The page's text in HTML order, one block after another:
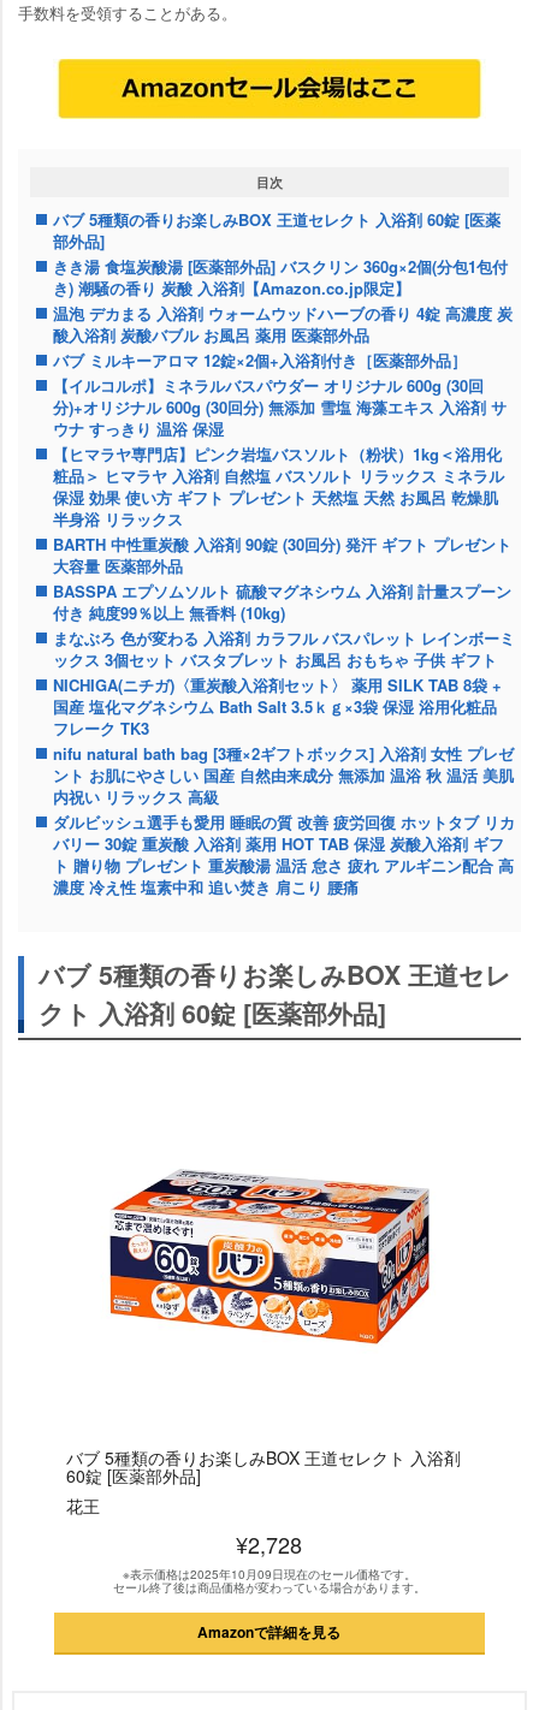
手数料を受領することがある。
目次
バブ 5種類の香りお楽しみBOX 王道セレクト 入浴剤 60錠 [医薬
部外品]
きき湯 食塩炭酸湯 [医薬部外品] バスクリン 360g×2個(分包1包付
き) 潮騒の香り 炭酸 入浴剤【Amazon.co.jp限定】
温泡 デカまる 入浴剤 ウォームウッドハーブの香り 4錠 高濃度 炭
酸入浴剤 炭酸バブル お風呂 薬用 医薬部外品
バブ ミルキーアロマ 12錠×2個+入浴剤付き［医薬部外品］
【イルコルポ】ミネラルバスパウダー オリジナル 600g (30回
分)+オリジナル 600g (30回分) 無添加 雪塩 海藻エキス 入浴剤 サ
ウナ すっきり 温浴 保湿
【ヒマラヤ専門店】ピンク岩塩バスソルト（粉状）1kg＜浴用化
粧品＞ ヒマラヤ 入浴剤 自然塩 バスソルト リラックス ミネラル
保湿 効果 使い方 ギフト プレゼント 天然塩 天然 お風呂 乾燥肌
半身浴 リラックス
BARTH 中性重炭酸 入浴剤 90錠 (30回分) 発汗 ギフト プレゼント
大容量 医薬部外品
BASSPA エプソムソルト 硫酸マグネシウム 入浴剤 計量スプーン
付き 純度99％以上 無香料 (10kg)
まなぶろ 色が変わる 入浴剤 カラフル バスパレット レインボーミ
ックス 3個セット バスタブレット お風呂 おもちゃ 子供 ギフト
NICHIGA(ニチガ)〈重炭酸入浴剤セット〉 薬用 SILK TAB 8袋 +
国産 塩化マグネシウム Bath Salt 3.5ｋｇ×3袋 保湿 浴用化粧品
フレーク TK3
nifu natural bath bag [3種×2ギフトボックス] 入浴剤 女性 プレゼ
ント お肌にやさしい 国産 自然由来成分 無添加 温浴 秋 温活 美肌
内祝い リラックス 高級
ダルビッシュ選手も愛用 睡眠の質 改善 疲労回復 ホットタブ リカ
バリー 30錠 重炭酸 入浴剤 薬用 HOT TAB 保湿 炭酸入浴剤 ギフ
ト 贈り物 プレゼント 重炭酸湯 温活 怠さ 疲れ アルギニン配合 高
濃度 冷え性 塩素中和 追い焚き 肩こり 腰痛
バブ 5種類の香りお楽しみBOX 王道セレ
クト 入浴剤 60錠 [医薬部外品]
バブ 5種類の香りお楽しみBOX 王道セレクト 入浴剤
60錠 [医薬部外品]
花王
¥2,728
※表示価格は2025年10月09日現在のセール価格です。
セール終了後は商品価格が変わっている場合があります。
Amazonで詳細を見る